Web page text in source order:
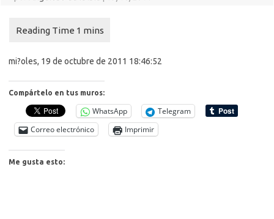
mi?oles, 19 de octubre de 2011 18:46:52
Compártelo en tus muros:
WhatsApp
Telegram
Correo electrónico
Imprimir
Me gusta esto: